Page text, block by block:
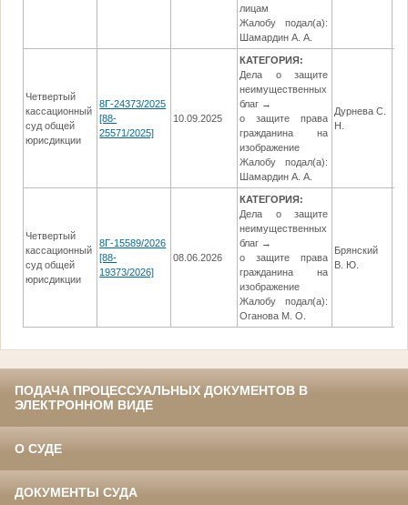
лицам
Жалобу подал(а):
Шамардин А. А.
Четвертый
кассационный
суд общей
юрисдикции
8Г-24373/2025
[88-
25571/2025]
10.09.2025
КАТЕГОРИЯ:
Дела о защите
неимущественных
благ →
о защите права
гражданина на
изображение
Жалобу подал(а):
Шамардин А. А.
Дурнева С.
Н.
Четвертый
кассационный
суд общей
юрисдикции
8Г-15589/2026
[88-
19373/2026]
08.06.2026
КАТЕГОРИЯ:
Дела о защите
неимущественных
благ →
о защите права
гражданина на
изображение
Жалобу подал(а):
Оганова М. О.
Брянский
В. Ю.
ПОДАЧА ПРОЦЕССУАЛЬНЫХ ДОКУМЕНТОВ В
ЭЛЕКТРОННОМ ВИДЕ
О СУДЕ
ДОКУМЕНТЫ СУДА